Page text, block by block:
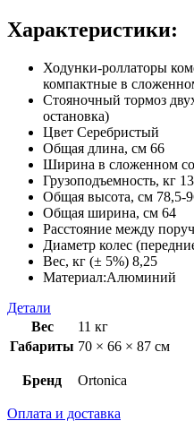
Характеристики:
Ходунки-роллаторы
компактные в
Стояночный тормоз
остановка)
Цвет Серебристый
Общая длина, см 66
Ширина в сложенном
Грузоподъемность, кг
Общая высота, см 78,5-
Общая ширина, см 64
Расстояние между
Диаметр колес
Вес, кг (± 5%) 8,25
Материал:Алюминий
Детали
Вес
11 кг
Габариты 70 × 66 × 87 см
Бренд Ortonica
Оплата и доставка